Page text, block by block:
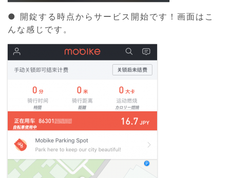
● 開錠する時点からサービス開始です！画面はこ
んな感じです。